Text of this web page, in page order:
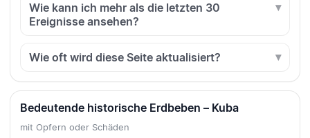
Wie kann ich mehr als die letzten 30
Ereignisse ansehen?
Wie oft wird diese Seite aktualisiert?
Bedeutende historische Erdbeben – Kuba
mit Opfern oder Schäden